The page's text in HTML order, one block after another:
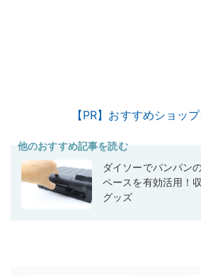
【PR】おすすめショッ
他のおすすめ記事を読む
ダイソーでパンパン
ペースを有効活用！
グッズ